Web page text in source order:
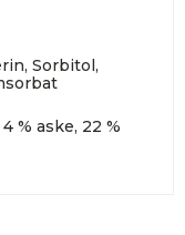
Sorbitol,
% aske, 22 %